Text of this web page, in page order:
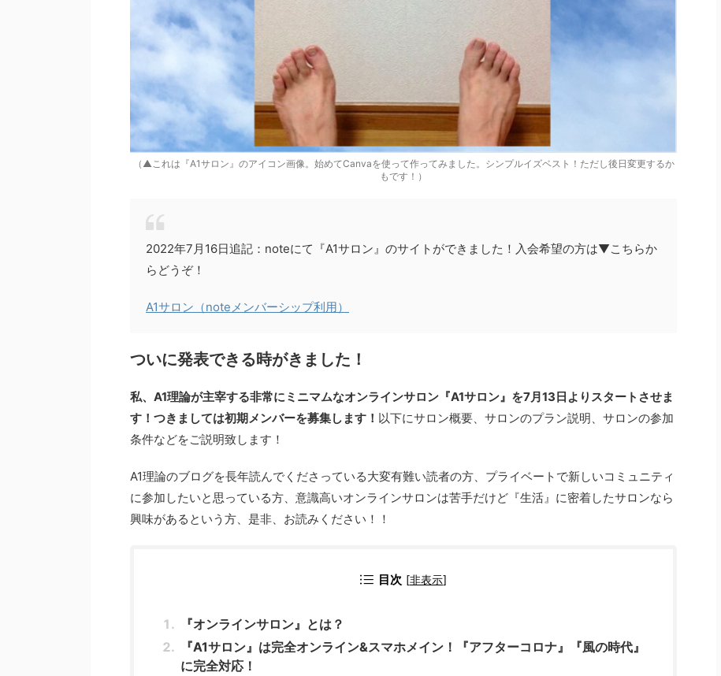
（▲これは『A1サロン』のアイコン画像。始めてCanvaを使って作ってみました。シンプルイズベスト！ただし後日変更するか
もです！）
2022年7月16日追記：noteにて『A1サロン』のサイトができました！入会希望の方は▼こちらか
らどうぞ！
A1サロン（noteメンバーシップ利用）
ついに発表できる時がきました！
私、A1理論が主宰する非常にミニマムなオンラインサロン『A1サロン』を7月13日よりスタートさせま
す！つきましては初期メンバーを募集します！ 以下にサロン概要、サロンのプラン説明、サロンの参加
条件などをご説明致します！
A1理論のブログを長年読んでくださっている大変有難い読者の方、プライベートで新しいコミュニティ
に参加したいと思っている方、意識高いオンラインサロンは苦手だけど『生活』に密着したサロンなら
興味があるという方、是非、お読みください！！
目次 [非表示]
『オンラインサロン』とは？
『A1サロン』は完全オンライン&スマホメイン！『アフターコロナ』『風の時代』
に完全対応！